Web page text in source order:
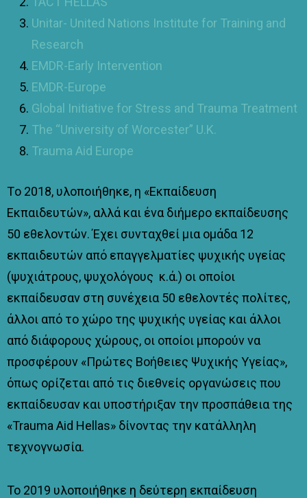
Unitar- United Nations Institute for Training and
Research
EMDR-Early Intervention
EMDR-Europe
Global Initiative for Stress and Trauma Treatment
The “University of Worcester” U.K.
Trauma Aid Europe
Tο 2018, υλοποιήθηκε, η «Εκπαίδευση
Εκπαιδευτών», αλλά και ένα διήμερο εκπαίδευσης
50 εθελοντών. Έχει συνταχθεί μια ομάδα 12
εκπαιδευτών από επαγγελματίες ψυχικής υγείας
(ψυχιάτρους, ψυχολόγους κ.ά.) οι οποίοι
εκπαίδευσαν στη συνέχεια 50 εθελοντές πολίτες,
άλλοι από το χώρο της ψυχικής υγείας και άλλοι
από διάφορους χώρους, οι οποίοι μπορούν να
προσφέρουν «Πρώτες Βοήθειες Ψυχικής Υγείας»,
όπως ορίζεται από τις διεθνείς οργανώσεις που
εκπαίδευσαν και υποστήριξαν την προσπάθεια της
«Trauma Aid Hellas» δίνοντας την κατάλληλη
τεχνογνωσία.
Το 2019 υλοποιήθηκε η δεύτερη εκπαίδευση